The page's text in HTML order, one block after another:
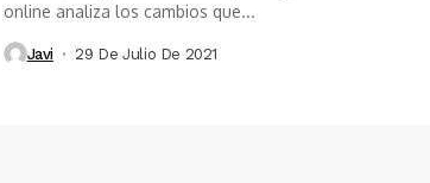
online analiza los cambios que...
Javi 29 De Julio De 2021